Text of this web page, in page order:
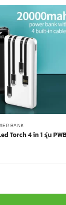
BANK
Read more